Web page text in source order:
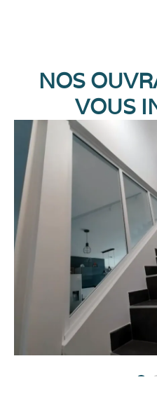
NOS
VOUS